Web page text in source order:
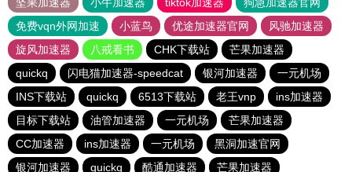
坚果加速器
小牛加速器 tiktok加速器
狗急加速器官网
免费vqn外网加速
小蓝鸟 优途加速器官网
风驰加速器
旋风加速器
八戒看书 CHK下载站
芒果加速器
quickq
闪电猫加速器-speedcat 银河加速器
一元机场
INS下载站
quickq 6513下载站 老王vnp
ins加速器
目标下载站
油管加速器 一元机场
芒果加速器
CC加速器
ins加速器 一元机场
黑洞加速官网
银河加速器
quickq 酷通加速器 芒果加速器